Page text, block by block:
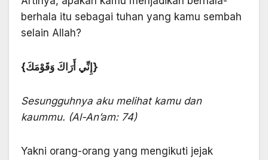
berhala itu sebagai tuhan yang kamu sembah
selain Allah?
{إِنِّي أَرَاكَ وَقَوْمَكَ}
Sesungguhnya aku melihat kamu dan
kaummu. (Al-An’am: 74)
Yakni orang-orang yang mengikuti jejak